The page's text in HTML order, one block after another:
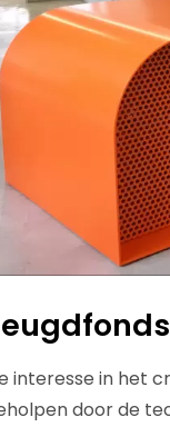
interesse in het
door de